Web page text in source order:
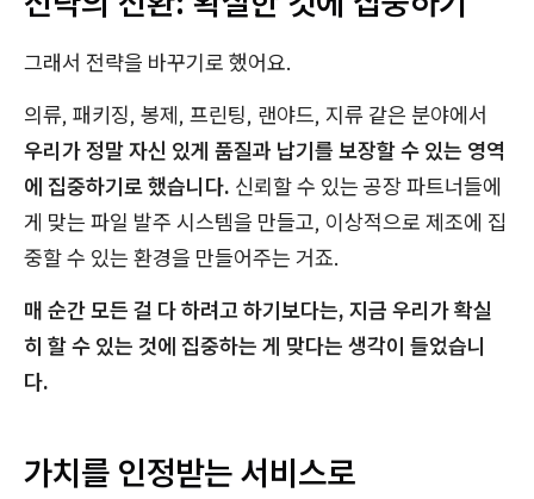
그래서 전략을 바꾸기로 했어요.
의류, 패키징, 봉제, 프린팅, 랜야드, 지류 같은 분야에서
우리가 정말 자신 있게 품질과 납기를 보장할 수 있는 영역
에 집중하기로 했습니다. 신뢰할 수 있는 공장 파트너들에
게 맞는 파일 발주 시스템을 만들고, 이상적으로 제조에 집
중할 수 있는 환경을 만들어주는 거죠.
매 순간 모든 걸 다 하려고 하기보다는, 지금 우리가 확실
히 할 수 있는 것에 집중하는 게 맞다는 생각이 들었습니
다.
가치를 인정받는 서비스로